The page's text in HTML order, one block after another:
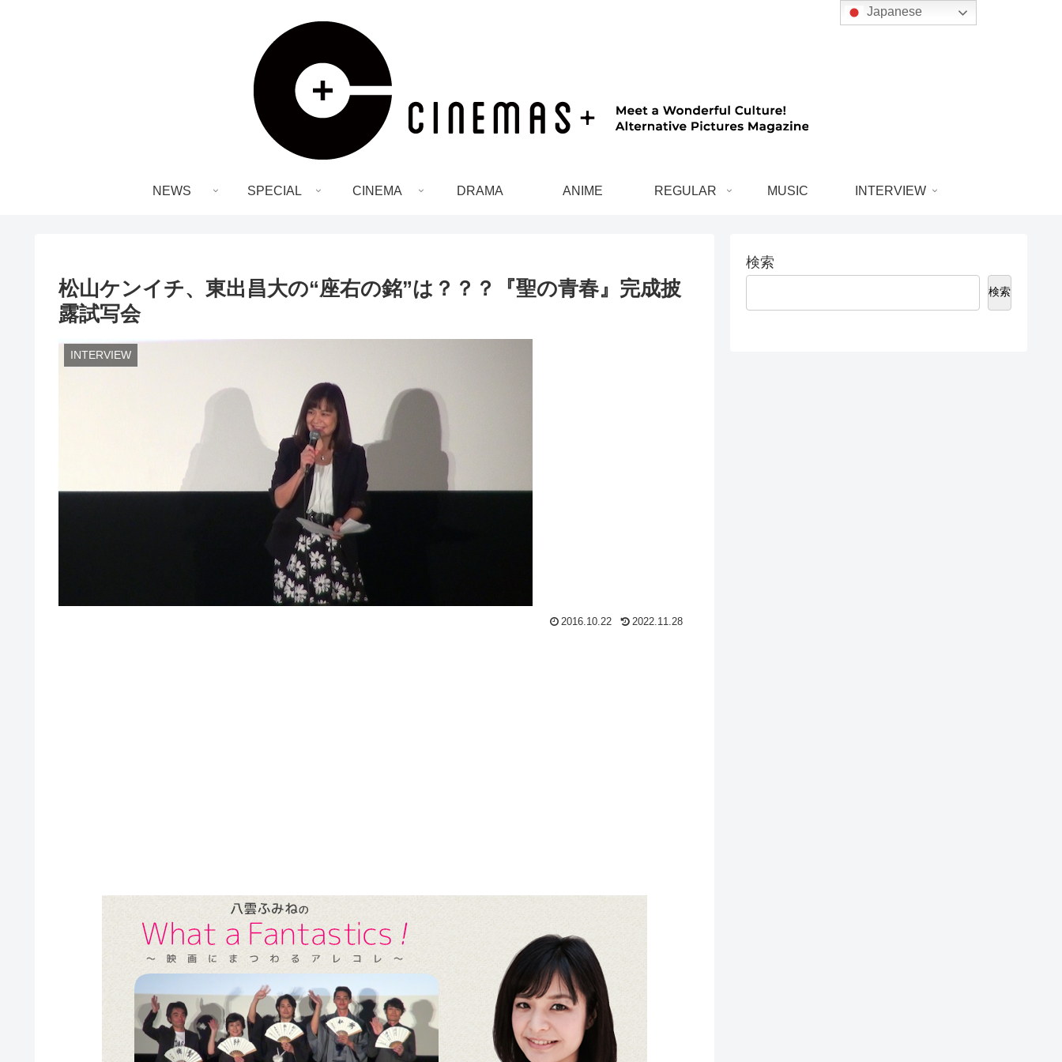
NEWS SPECIAL CINEMA DRAMA ANIME REGULAR MUSIC INTERVIEW
松山ケンイチ、東出昌大の“座右の銘”は？？？『聖の青春』完成披
露試写会
INTERVIEW
2016.10.22 2022.11.28
検索
検索
Japanese